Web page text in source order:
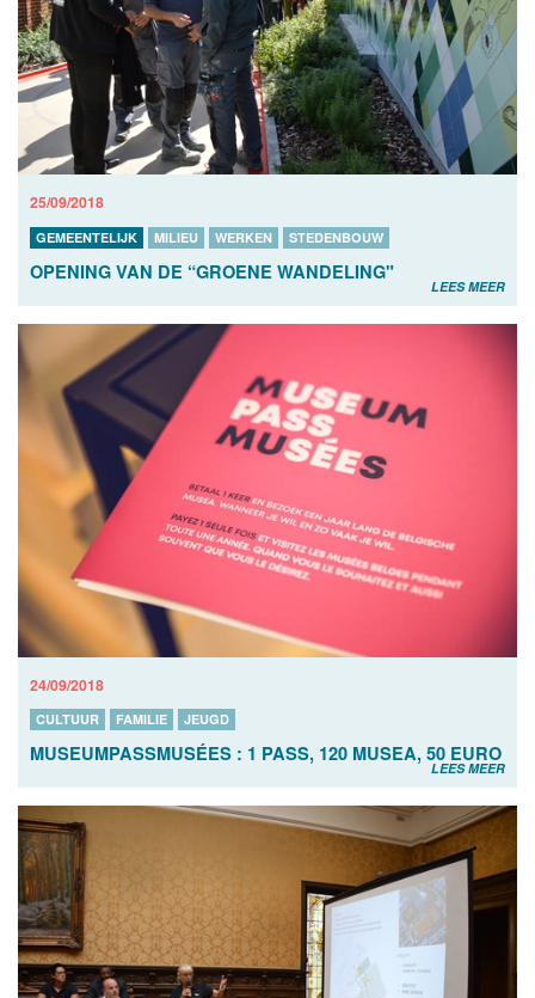
25/09/2018
GEMEENTELIJK MILIEU WERKEN STEDENBOUW
OPENING VAN DE “GROENE WANDELING"
LEES MEER
24/09/2018
CULTUUR FAMILIE JEUGD
MUSEUMPASSMUSÉES : 1 PASS, 120 MUSEA, 50 EURO
LEES MEER